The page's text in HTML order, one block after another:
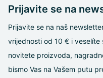
Prijavite se na
Prijavite se na naš
vrijednosti od 10 € i veselíte
novitete proizvoda,
bismo Vas na Vašem putu